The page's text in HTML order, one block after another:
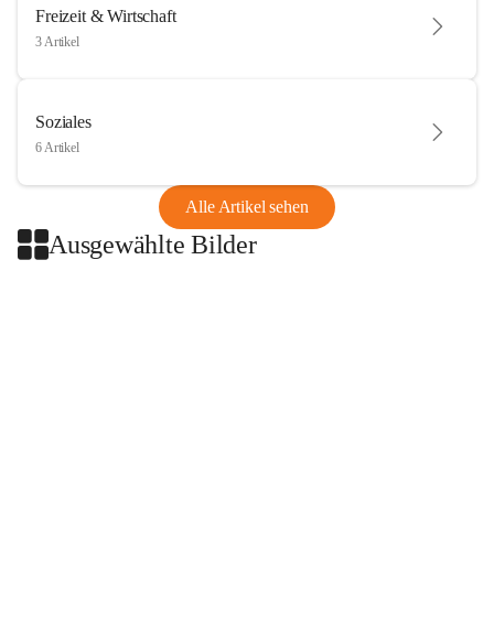
Freizeit & Wirtschaft
3 Artikel
Soziales
6 Artikel
Alle Artikel sehen
Ausgewählte Bilder